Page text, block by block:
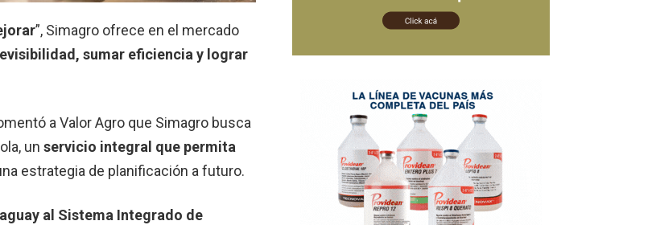
”, Simagro ofrece en el mercado
sumar eficiencia y lograr
a Valor Agro que Simagro busca
un servicio integral que permita
estrategia de planificación a futuro.
al Sistema Integrado de